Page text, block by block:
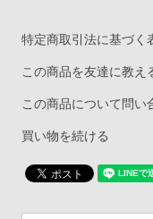
特定商取引法に基づく
この商品を友達に教え
この商品について問い
買い物を続ける